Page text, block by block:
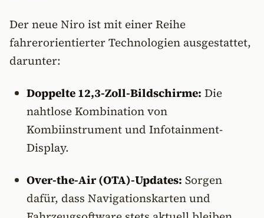
Der neue Niro ist mit einer Reihe
fahrerorientierter Technologien ausgestattet,
darunter:
Doppelte 12,3-Zoll-Bildschirme: Die
nahtlose Kombination von
Kombiinstrument und Infotainment-
Display.
Over-the-Air (OTA)-Updates: Sorgen
dafür, dass Navigationskarten und